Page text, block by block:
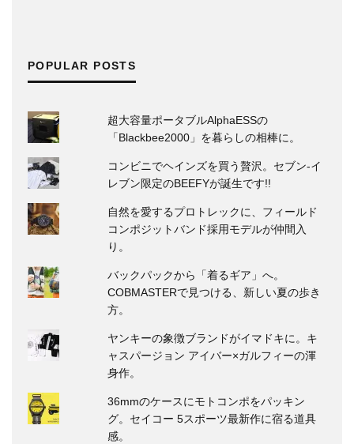
POPULAR POSTS
超大容量ポータブルAlphaESSの
「Blackbee2000」を暮らしの相棒に。
コンビニでヘインズを買う贅沢。セブン‐イ
レブン限定のBEEFYが誕生です!!
自然を愛するプロトレックに、フィールド
コンポジットバンド採用モデルが仲間入
り。
バックパックから「着るギア」へ。
COBMASTERで見つける、新しい夏の歩き
方。
ヤンキーの象徴ブランドがイマドキに。キ
ャスパージョン アイバー×ガルフィーの渾
身作。
36mmのケースにモトコンポをパッキン
グ。セイコー 5スポーツ最新作に宿る道具
感。